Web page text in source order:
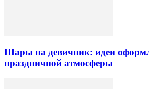
Шары на девичник: идеи
праздничной атмосферы